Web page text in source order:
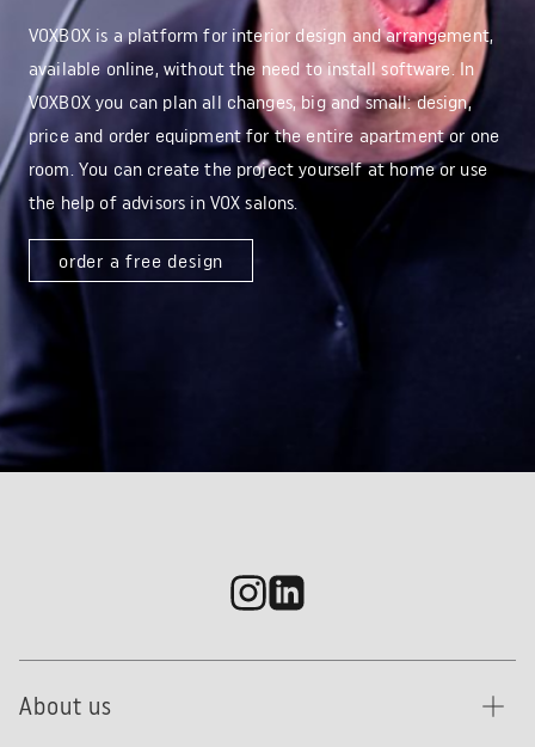
VOXBOX is a platform for interior design and arrangement,
available online, without the need to install software. In
VOXBOX you can plan all changes, big and small: design,
price and order equipment for the entire apartment or one
room. You can create the project yourself at home or use
the help of advisors in VOX salons.
order a free design
About us